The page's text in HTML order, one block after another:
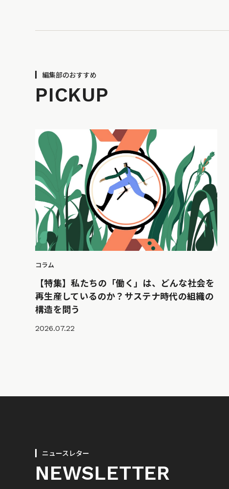
編集部のおすすめ
PICKUP
コラム
【特集】私たちの「働く」は、どんな社会を
再生産しているのか？サステナ時代の組織の
構造を問う
2026.07.22
ニュースレター
NEWSLETTER